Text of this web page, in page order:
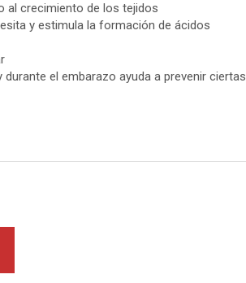
al crecimiento de los tejidos
y estimula la formación de ácidos
el embarazo ayuda a prevenir ciertas